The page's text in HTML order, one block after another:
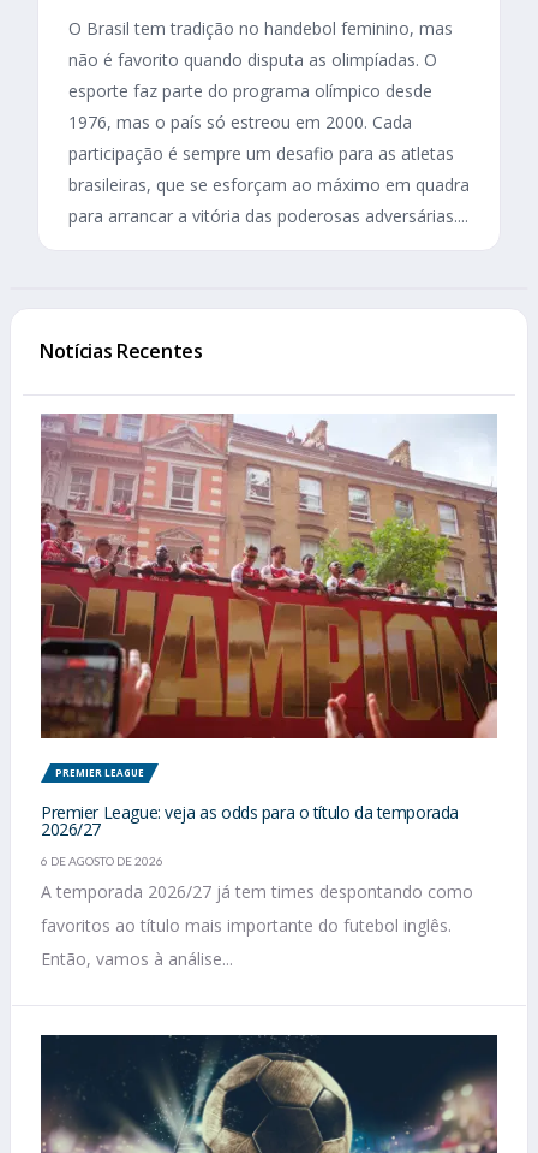
O Brasil tem tradição no handebol feminino, mas
não é favorito quando disputa as olimpíadas. O
esporte faz parte do programa olímpico desde
1976, mas o país só estreou em 2000. Cada
participação é sempre um desafio para as atletas
brasileiras, que se esforçam ao máximo em quadra
para arrancar a vitória das poderosas adversárias....
Notícias Recentes
PREMIER LEAGUE
Premier League: veja as odds para o título da temporada
2026/27
6 DE AGOSTO DE 2026
A temporada 2026/27 já tem times despontando como
favoritos ao título mais importante do futebol inglês.
Então, vamos à análise...